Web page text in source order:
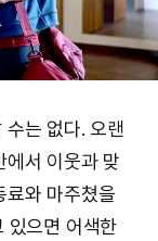
는 없다. 오랜
에서 이웃과 맞
료와 마주쳤을
있으면 어색한